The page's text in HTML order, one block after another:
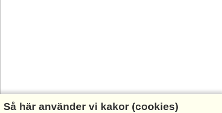
Så här använder vi kakor (cookies)